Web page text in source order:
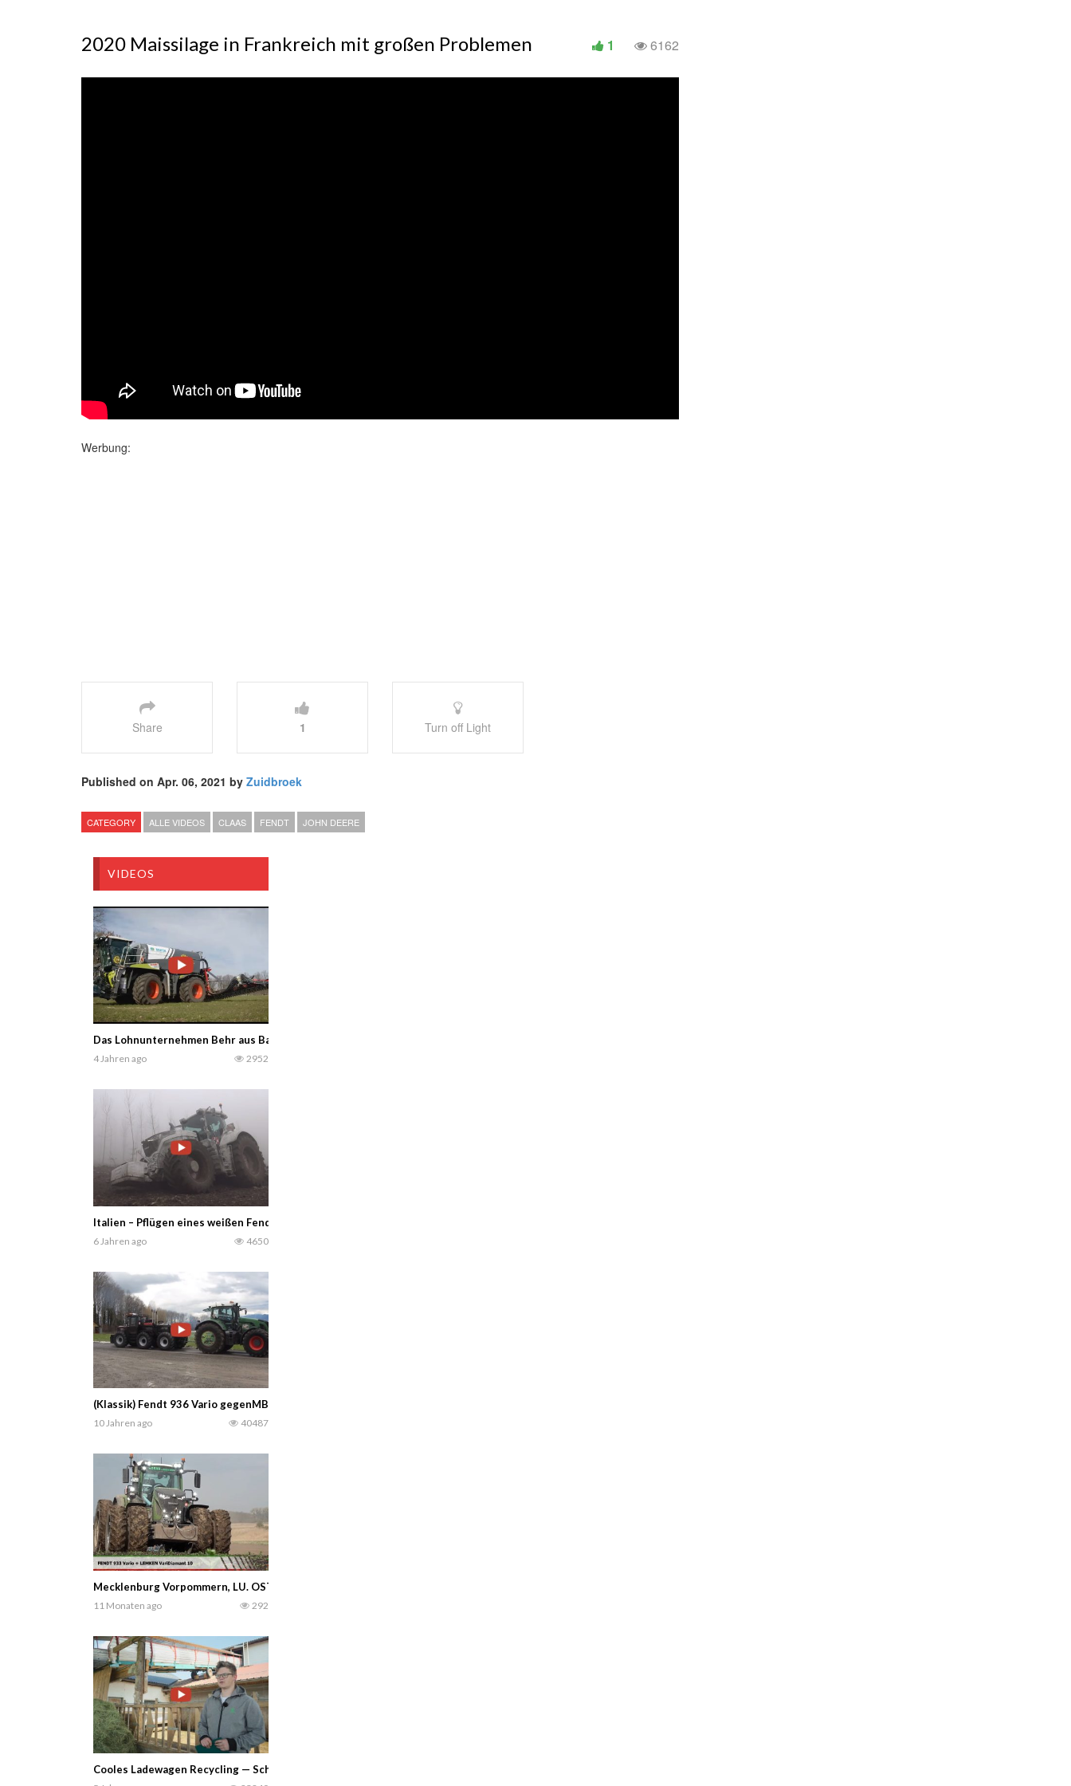
2020 Maissilage in Frankreich mit großen Problemen 6162
1
Werbung:
Share 1 Turn off Light
Published on Apr. 06, 2021 by Zuidbroek
CATEGORY ALLE VIDEOS CLAAS FENDT JOHN DEERE
VIDEOS
Das Lohnunternehmen Behr aus Barum 2022 Gülle ausbringen mit einem Claas Xerion 4200 Saddle Trac und Fendt Traktoren — Fire and Farm
4 Jahren ago 2952
Italien – Pflügen eines weißen Fendt 1046 Vario im Nebel …
6 Jahren ago 4650
(Klassik) Fendt 936 Vario gegenMBTrac 3 Achser
10 Jahren ago 40487
Mecklenburg Vorpommern, LU. OSTERS & VOß – Fendt 933 und Fendt 939 Traktoren. Gabry982
11 Monaten ago 292
Cooles Ladewagen Recycling — Schüler bauen eine Futterbrücke! In Seekirchen haben drei Schüler der HBLA Ursprung-Elixhausen alte Steyr-Hamster-Ladewägen zusammengeschraubt und